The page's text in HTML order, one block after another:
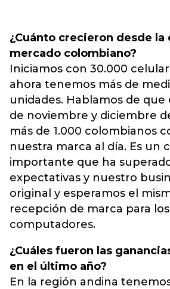
¿Cuánto crecieron desde la
mercado colombiano?
Iniciamos con 30.000
ahora tenemos más de
unidades. Hablamos de que
de noviembre y diciembre
más de 1.000 colombianos
nuestra marca al día. Es un
importante que ha
expectativas y nuestro
original y esperamos el
recepción de marca para los
computadores.
¿Cuáles fueron las
en el último año?
En la región andina